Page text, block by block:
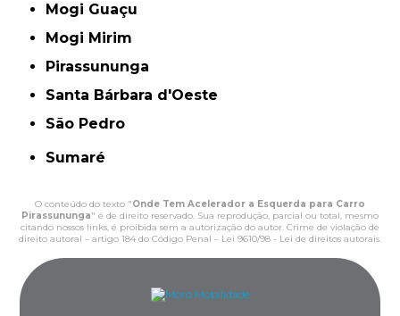
Mogi Guaçu
Mogi Mirim
Pirassununga
Santa Bárbara d'Oeste
São Pedro
Sumaré
O conteúdo do texto "Onde Tem Acelerador a Esquerda para Carro
Pirassununga" é de direito reservado. Sua reprodução, parcial ou total, mesmo
citando nossos links, é proibida sem a autorização do autor. Crime de violação de
direito autoral – artigo 184 do Código Penal – Lei 9610/98 - Lei de direitos autorais.